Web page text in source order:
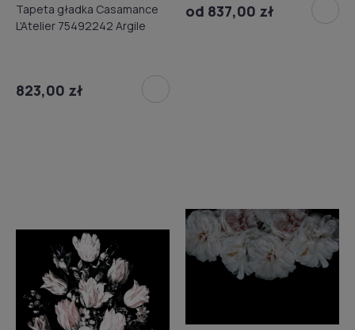
Tapeta gładka Casamance
L'Atelier 75492242 Argile
823,00 zł
od 837,00 zł